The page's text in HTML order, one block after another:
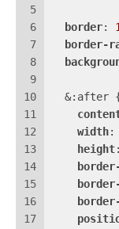
5
6
7
8
9
10
11
12
13
14
15
16
17
border:
border-
&:after
width:
height